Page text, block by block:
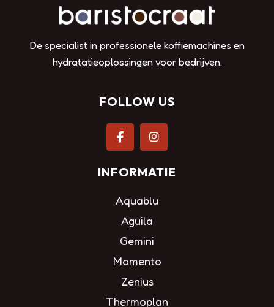
De specialist in professionele koffiemachines en
hydratatieoplossingen voor bedrijven.
FOLLOW US
INFORMATIE
Aquablu
Aguila
Gemini
Momento
Zenius
Thermoplan